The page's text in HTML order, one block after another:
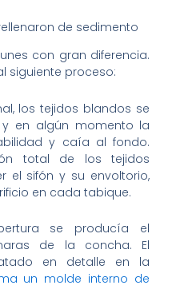
de sedimento
con gran diferencia.
siguiente proceso:
los tejidos blandos se
en algún momento la
y caía al fondo.
total de los tejidos
el sifón y su envoltorio,
en cada tabique.
se producía el
de la concha. El
en detalle en la
un molde interno de